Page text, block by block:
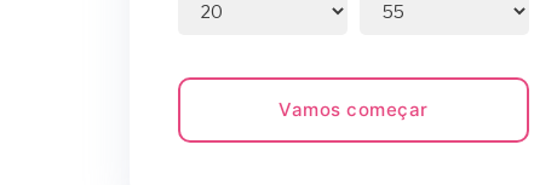
Vamos começar